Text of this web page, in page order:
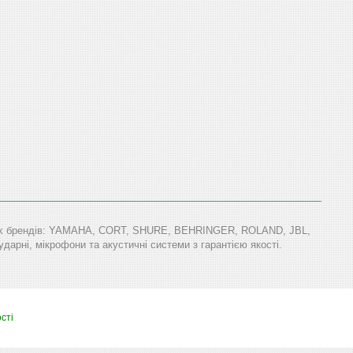
брендів: YAMAHA, CORT, SHURE, BEHRINGER, ROLAND, JBL,
мікрофони та акустичні системи з гарантією якості.